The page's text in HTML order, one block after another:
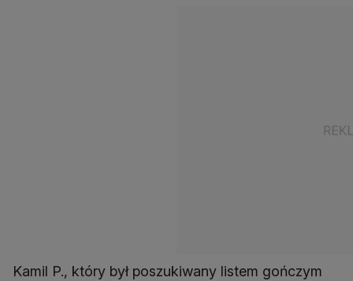
Kamil P., który był poszukiwany listem gończym